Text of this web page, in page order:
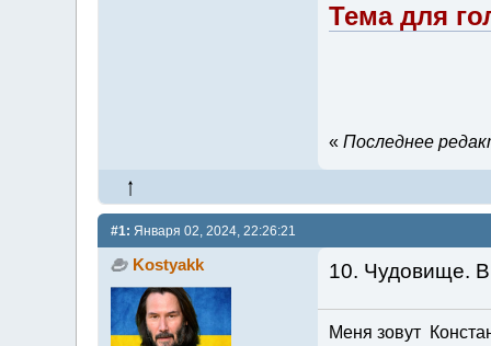
Тема для
« Последнее
#1: Января 02, 2024, 22:26:21
Kostyakk 10. Чудовище.
Меня зовут